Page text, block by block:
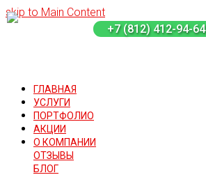
+7 (812) 412-94-64
skip to Main Content
ГЛАВНАЯ
УСЛУГИ
ПОРТФОЛИО
АКЦИИ
О КОМПАНИИ
ОТЗЫВЫ
БЛОГ